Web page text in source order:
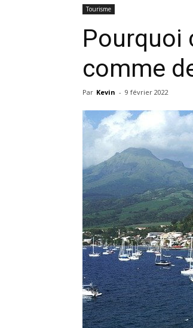
Tourisme
Pourquoi
comme
Par Kevin - 9 février 2022